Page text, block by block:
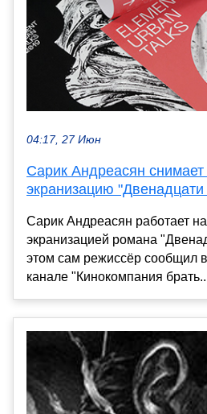
04:17, 27 Июн
Сарик Андреасян
экранизацию "Двенадцати
Сарик Андреасян работает
экранизацией романа
этом сам режиссёр сообщил
канале "Кинокомпания